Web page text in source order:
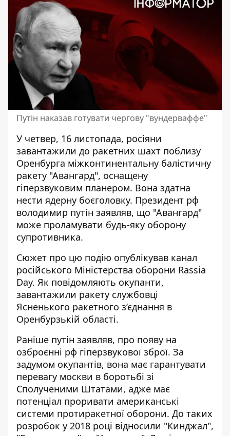
Путін наказав готувати чергову "вундерваффе"
У четвер, 16 листопада, росіяни
завантажили до ракетних шахт поблизу
Оренбурга міжконтинентальну балістичну
ракету "Авангард", оснащену
гіперзвуковим планером. Вона здатна
нести ядерну боєголовку. Президент рф
володимир путін заявляв, що "Авангард"
може проламувати будь-яку оборону
супротивника.
Сюжет про цю подію опублікував канал
російського Міністерства оборони Rassia
Day. Як повідомляють окупанти,
завантажили ракету службовці
Ясненького ракетного з’єднання в
Оренбурзькій області.
Раніше путін заявляв, про появу на
озброєнні рф гіперзвукової зброї. За
задумом окупантів, вона має гарантувати
перевагу москви в боротьбі зі
Сполученими Штатами, адже має
потенціал проривати американські
системи протиракетної оборони. До таких
розробок у 2018 році відносили "Кинджал",